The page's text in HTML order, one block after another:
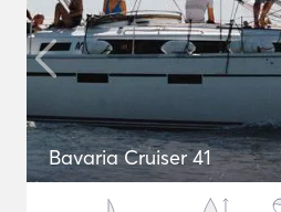
Bavaria Cruiser 41